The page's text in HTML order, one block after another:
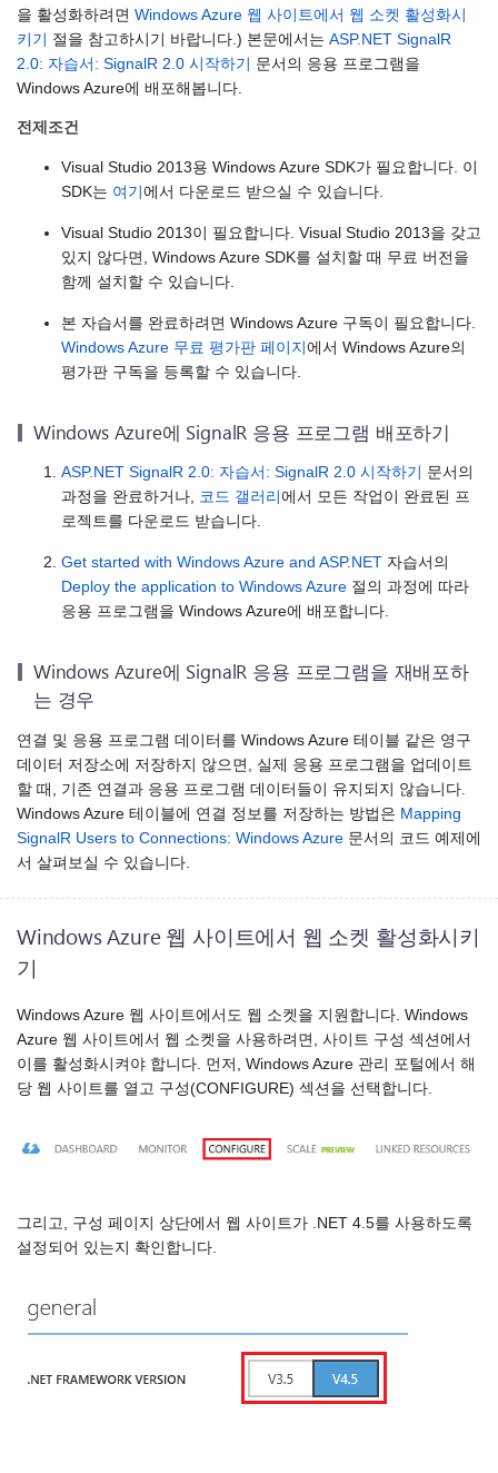
을 활성화하려면 Windows Azure 웹 사이트에서 웹 소켓 활성화시
키기 절을 참고하시기 바랍니다.) 본문에서는 ASP.NET SignalR
2.0: 자습서: SignalR 2.0 시작하기 문서의 응용 프로그램을
Windows Azure에 배포해봅니다.
전제조건
Visual Studio 2013용 Windows Azure SDK가 필요합니다. 이
SDK는 여기에서 다운로드 받으실 수 있습니다.
Visual Studio 2013이 필요합니다. Visual Studio 2013을 갖고
있지 않다면, Windows Azure SDK를 설치할 때 무료 버전을
함께 설치할 수 있습니다.
본 자습서를 완료하려면 Windows Azure 구독이 필요합니다.
Windows Azure 무료 평가판 페이지에서 Windows Azure의
평가판 구독을 등록할 수 있습니다.
Windows Azure에 SignalR 응용 프로그램 배포하기
ASP.NET SignalR 2.0: 자습서: SignalR 2.0 시작하기
문서의
과정을 완료하거나, 코드 갤러리 에서 모든 작업이 완료된 프
로젝트를 다운로드 받습니다.
Get started with Windows Azure and ASP.NET 자습서의
Deploy the application to Windows Azure 절의 과정에 따라
응용 프로그램을 Windows Azure에 배포합니다.
Windows Azure에 SignalR 응용 프로그램을 재배포하
는 경우
연결 및 응용 프로그램 데이터를 Windows Azure 테이블 같은 영구
데이터 저장소에 저장하지 않으면, 실제 응용 프로그램을 업데이트
할 때, 기존 연결과 응용 프로그램 데이터들이 유지되지 않습니다.
Windows Azure 테이블에 연결 정보를 저장하는 방법은 Mapping
SignalR Users to Connections: Windows Azure 문서의 코드 예제에
서 살펴보실 수 있습니다.
Windows Azure 웹 사이트에서 웹 소켓 활성화시키
기
Windows Azure 웹 사이트에서도 웹 소켓을 지원합니다. Windows
Azure 웹 사이트에서 웹 소켓을 사용하려면, 사이트 구성 섹션에서
이를 활성화시켜야 합니다. 먼저, Windows Azure 관리 포털에서 해
당 웹 사이트를 열고 구성(CONFIGURE) 섹션을 선택합니다.
그리고, 구성 페이지 상단에서 웹 사이트가 .NET 4.5를 사용하도록
설정되어 있는지 확인합니다.